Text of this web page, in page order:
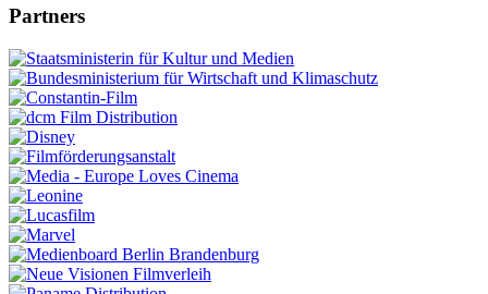
Partners